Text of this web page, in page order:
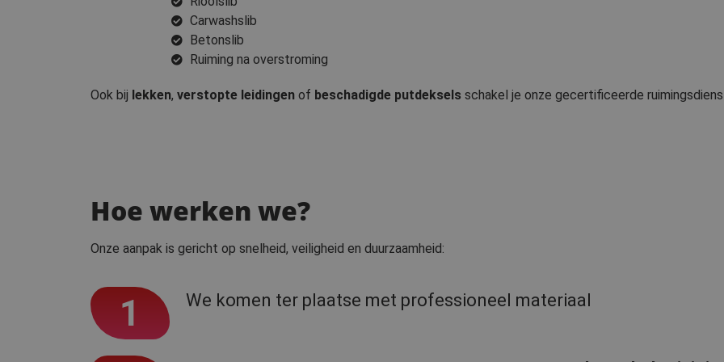
Carwashslib
Betonslib
Ruiming na overstroming
Ook bij lekken, verstopte leidingen of beschadigde putdeksels schakel je onze gecertificeerde
Hoe werken we?
Onze aanpak is gericht op snelheid, veiligheid en duurzaamheid:
1 We komen ter plaatse met professioneel materiaal